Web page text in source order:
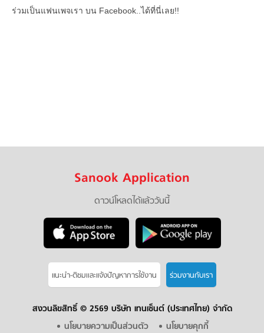
ร่วมเป็นแฟนเพจเรา บน Facebook..ได้ที่นี่เลย!!
Sanook Application
ดาวน์โหลดได้แล้ววันนี้
แนะนำ-ติชมเเละแจ้งปัญหาการใช้งาน ร่วมงานกับเรา
สงวนลิขสิทธิ์ © 2569 บริษัท เทนเซ็นต์ (ประเทศไทย) จำกัด
นโยบายความเป็นส่วนตัว
นโยบายคุกกี้